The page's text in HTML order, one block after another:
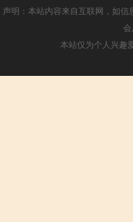
声明：本站内容来自互联网，如
本站仅为个人兴趣